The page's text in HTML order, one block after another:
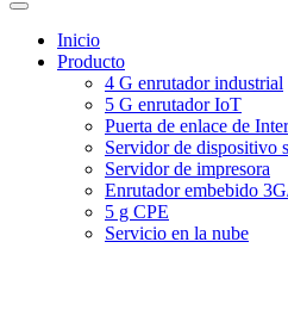
Inicio
Producto
4 G enrutador industrial
5 G enrutador IoT
Puerta de enlace de
Servidor de dispositivo
Servidor de impresora
Enrutador embebido
5 g CPE
Servicio en la nube